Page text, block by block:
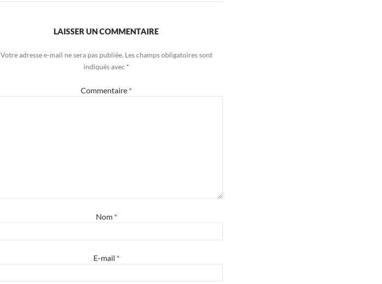
LAISSER UN COMMENTAIRE
Votre adresse e-mail ne sera pas publiée. Les champs obligatoires sont
indiqués avec *
Commentaire *
Nom *
E-mail *